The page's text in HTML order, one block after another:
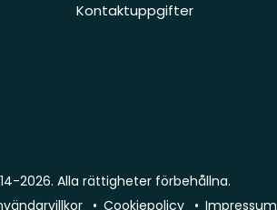
Kontaktuppgifter
2026. Alla rättigheter förbehållna.
Cookiepolicy Impressum